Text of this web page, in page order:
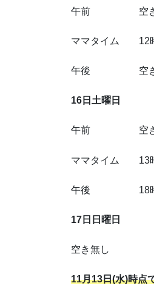
午前 空き
ママタイム 12時
午後 空き
16日土曜日
午前 空き
ママタイム 13時
午後 18時～
17日日曜日
空き無し
11月13日(水)時点